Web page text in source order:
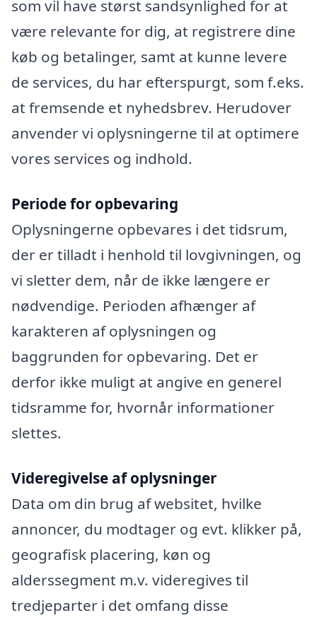
som vil have størst sandsynlighed for at
være relevante for dig, at registrere dine
køb og betalinger, samt at kunne levere
de services, du har efterspurgt, som f.eks.
at fremsende et nyhedsbrev. Herudover
anvender vi oplysningerne til at optimere
vores services og indhold.
Periode for opbevaring
Oplysningerne opbevares i det tidsrum,
der er tilladt i henhold til lovgivningen, og
vi sletter dem, når de ikke længere er
nødvendige. Perioden afhænger af
karakteren af oplysningen og
baggrunden for opbevaring. Det er
derfor ikke muligt at angive en generel
tidsramme for, hvornår informationer
slettes.
Videregivelse af oplysninger
Data om din brug af websitet, hvilke
annoncer, du modtager og evt. klikker på,
geografisk placering, køn og
alderssegment m.v. videregives til
tredjeparter i det omfang disse